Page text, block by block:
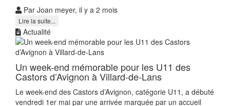
Par Joan meyer, il y a 2 mois
Lire la suite...
Actualité
Un week-end mémorable pour les U11 des
Castors d’Avignon à Villard-de-Lans
Le week-end des Castors d’Avignon, catégorie U11, a débuté
vendredi 1er mai par une arrivée marquée par un accueil